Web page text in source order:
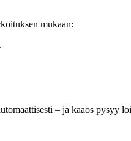
mukaan:
– ja kaaos pysyy